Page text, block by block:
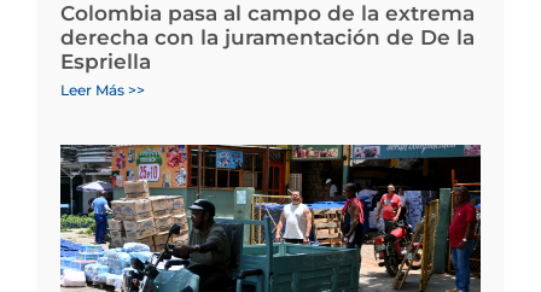
Colombia pasa al campo de la extrema
derecha con la juramentación de De la
Espriella
Leer Más >>